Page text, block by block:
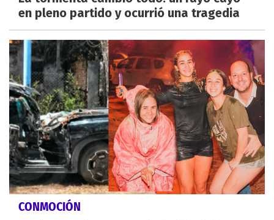
en pleno partido y ocurrió una tragedia
CONMOCIÓN